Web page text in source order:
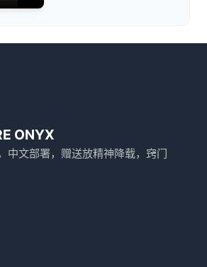
ONYX
中文部署，赠送放精神降载，窍门